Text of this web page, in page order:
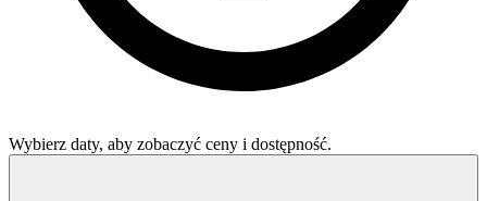
Wybierz daty, aby zobaczyć ceny i dostępność.